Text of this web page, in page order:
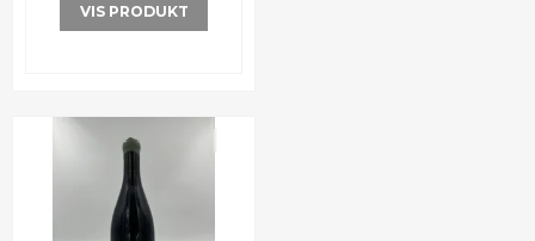
VIS PRODUKT